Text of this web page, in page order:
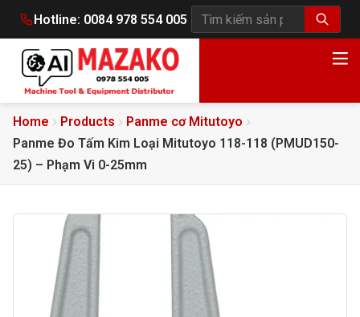
Hotline: 0084 978 554 005
Tìm kiếm sản phẩm
Home Products
Panme cơ Mitutoyo
Panme Đo Tấm Kim Loại Mitutoyo 118-118 (PMUD150-
25) – Phạm Vi 0-25mm